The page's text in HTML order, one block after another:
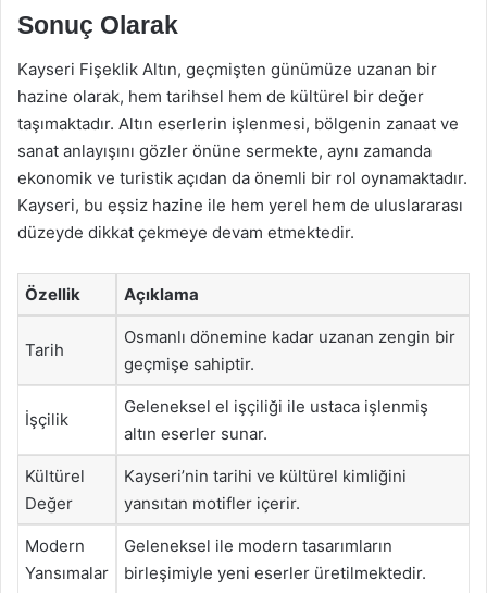
Sonuç Olarak
Kayseri Fişeklik Altın, geçmişten günümüze uzanan bir
hazine olarak, hem tarihsel hem de kültürel bir değer
taşımaktadır. Altın eserlerin işlenmesi, bölgenin zanaat ve
sanat anlayışını gözler önüne sermekte, aynı zamanda
ekonomik ve turistik açıdan da önemli bir rol oynamaktadır.
Kayseri, bu eşsiz hazine ile hem yerel hem de uluslararası
düzeyde dikkat çekmeye devam etmektedir.
Özellik Açıklama
Tarih
Osmanlı dönemine kadar uzanan zengin bir
geçmişe sahiptir.
İşçilik
Geleneksel el işçiliği ile ustaca işlenmiş
altın eserler sunar.
Kültürel
Değer
Kayseri’nin tarihi ve kültürel kimliğini
yansıtan motifler içerir.
Modern
Yansımalar
Geleneksel ile modern tasarımların
birleşimiyle yeni eserler üretilmektedir.